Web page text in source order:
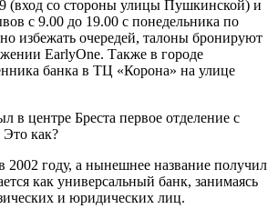
(вход со стороны улицы Пушкинской) и
с 9.00 до 19.00 с понедельника по
избежать очередей, талоны бронируют
EarlyOne. Также в городе
банка в ТЦ «Корона» на улице
2002 году, а нынешнее название получил
как универсальный банк, занимаясь
и юридических лиц.